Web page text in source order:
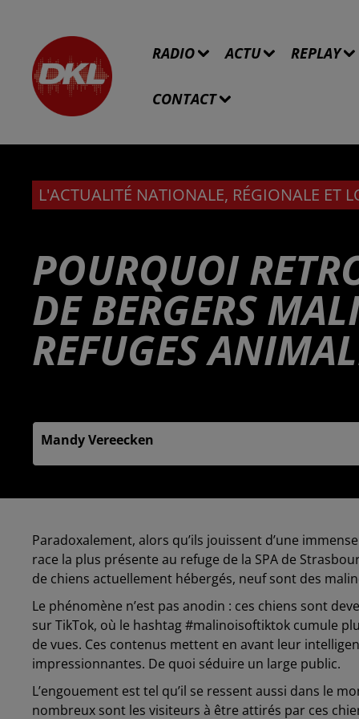
RADIO ACTU REPLAY
CONTACT
L'ACTUALITÉ NATIONALE, RÉGIONALE ET
POURQUOI
DE BERGERS
REFUGES
Mandy Vereecken
Paradoxalement, alors qu’ils jouissent d’une
race la plus présente au refuge de la SPA de
de chiens actuellement hébergés, neuf sont des
Le phénomène n’est pas anodin : ces chiens sont
sur TikTok, où le hashtag #malinoisoftiktok cumule
de vues. Ces contenus mettent en avant leur
impressionnantes. De quoi séduire un large public.
L’engouement est tel qu’il se ressent aussi dans le
nombreux sont les visiteurs à être attirés par ces